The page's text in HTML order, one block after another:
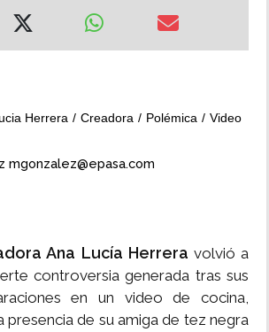
Herrera Creadora Polémica
Video
mgonzalez@epasa.com
Ana Lucía Herrera volvió a
controversia generada tras sus
en un video de cocina,
presencia de su amiga de tez negra